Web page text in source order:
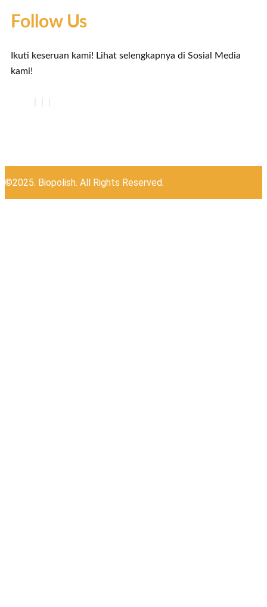
Follow Us
Ikuti keseruan kami! Lihat selengkapnya di Sosial Media
kami!
©2025. Biopolish. All Rights Reserved.